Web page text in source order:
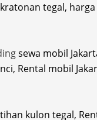
tegal,
sewa mobil
Rental mobil
kulon tegal,